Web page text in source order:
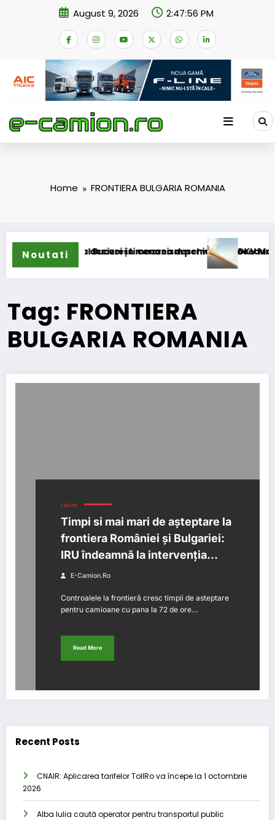
August 9, 2026 2:47:56 PM
Home FRONTIERA BULGARIA ROMANIA
Noutatia accizei în mecanism permanent
la Tribunalul București cererea deschiderii procedurii de
DKV Mobility
Tag: FRONTIERA
BULGARIA ROMANIA
ENEWS
Timpi si mai mari de așteptare la
frontiera României și Bulgariei:
IRU îndeamnă la intervenția
Comisiei Europene
E-Camion.ro
Controalele la frontieră cresc timpii de asteptare
pentru camioane cu pana la 72 de ore…
Read More
Recent Posts
CNAIR: Aplicarea tarifelor TollRo va începe la 1 octombrie
2026
Alba Iulia caută operator pentru transportul public